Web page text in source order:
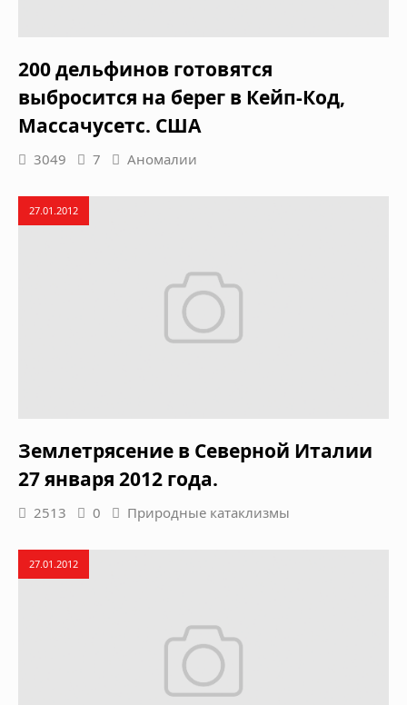
200 дельфинов готовятся
выбросится на берег в Кейп-Код,
Массачусетс. США
3049 7 Аномалии
27.01.2012
Землетрясение в Северной Италии
27 января 2012 года.
2513 0 Природные катаклизмы
27.01.2012